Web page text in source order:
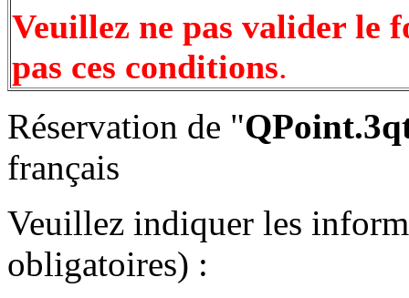
Veuillez ne pas valider le
pas ces conditions.
Réservation de "
français
Veuillez indiquer les
obligatoires) :